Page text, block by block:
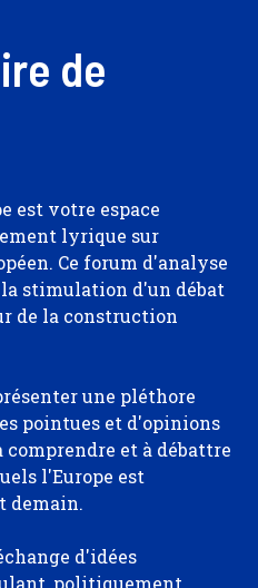
de
est votre espace
lyrique sur
Ce forum d'analyse
stimulation d'un débat
de la construction
une pléthore
pointues et d'opinions
comprendre et à débattre
l'Europe est
demain.
d'idées
politiquement